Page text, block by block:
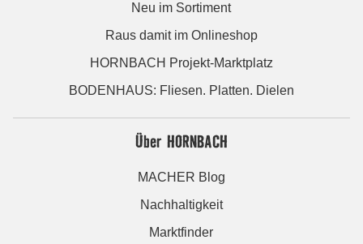
Neu im Sortiment
Raus damit im Onlineshop
HORNBACH Projekt-Marktplatz
BODENHAUS: Fliesen. Platten. Dielen
Über HORNBACH
MACHER Blog
Nachhaltigkeit
Marktfinder